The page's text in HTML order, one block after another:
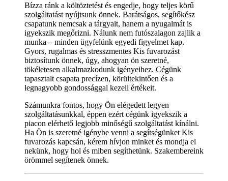
Bízza ránk a költöztetést és engedje, hogy teljes körű
szolgáltatást nyújtsunk önnek. Barátságos, segítőkész
csapatunk nemcsak a tárgyait, hanem a nyugalmát is
igyekszik megőrizni. Nálunk nem futószalagon zajlik a
munka – minden ügyfelünk egyedi figyelmet kap.
Gyors, rugalmas és stresszmentes Kis fuvarozást
biztosítunk önnek, úgy, ahogyan ön szeretné,
tökéletesen alkalmazkodunk igényeihez. Cégünk
tapasztalt csapata precízen, körültekintően és a
legnagyobb gondossággal kezeli értékeit.
Számunkra fontos, hogy Ön elégedett legyen
szolgáltatásunkkal, éppen ezért cégünk igyekszik a
piacon elérhető legjobb minőségű szolgáltatást kínálni.
Ha Ön is szeretné igénybe venni a segítségünket Kis
fuvarozás kapcsán, kérem hívjon minket és mondja el
nekünk, hogy hol és miben segíthetünk. Szakembereink
örömmel segítenek önnek.